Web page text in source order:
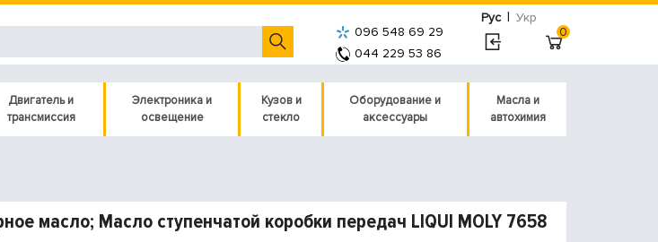
Рус | Укр
096 548 69 29
044 229 53 86
0
Двигатель и
трансмиссия
Электроника и
освещение
Кузов и
стекло
Оборудование и
аксессуары
Масла и
автохимия
масло; Масло ступенчатой коробки передач LIQUI MOLY 7658